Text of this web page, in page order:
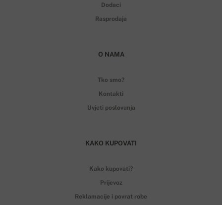
Dodaci
Rasprodaja
O NAMA
Tko smo?
Kontakti
Uvjeti poslovanja
KAKO KUPOVATI
Kako kupovati?
Prijevoz
Reklamacije i povrat robe